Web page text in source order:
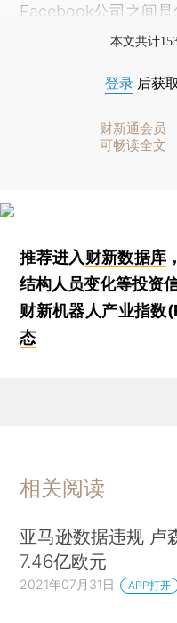
Facebook公司之间是
本文共计
登录 后获
财新通会员
可畅读全文
推荐进入财新数据库
结构人员变化等投资信
财新机器人产业指数
态
相关阅读
亚马逊数据违规 卢
7.46亿欧元
2021年07月31日 APP打开